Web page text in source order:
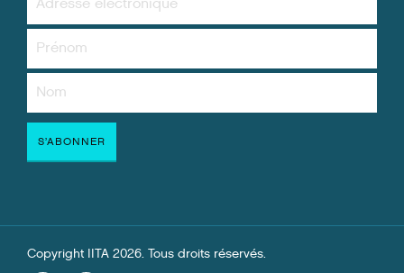
Copyright IITA 2026. Tous droits réservés.